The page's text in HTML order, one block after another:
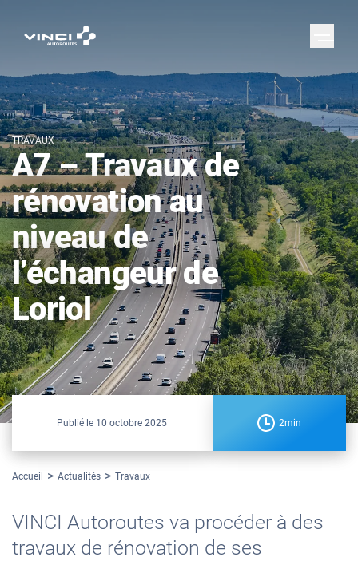
TRAVAUX
A7 – Travaux de
rénovation au
niveau de
l’échangeur de
Loriol
Publié le 10 octobre 2025 2min
Accueil Actualités Travaux
VINCI Autoroutes va procéder à des
travaux de rénovation de ses